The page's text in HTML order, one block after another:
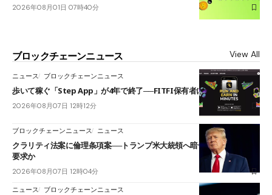
2026年08月01日 07時40分
ブロックチェーンニュース View All
ニュース ブロックチェーンニュース
歩いて稼ぐ「Step App」が4年で終了──FITFI保有者に対応呼びかけ
2026年08月07日 12時12分
ブロックチェーンニュース ニュース
クラリティ法案に倫理条項案──トランプ米大統領へ暗号資産事業の売却
要求か
2026年08月07日 12時04分
ニュース ブロックチェーンニュース